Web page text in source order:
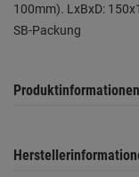
100mm). LxBxD:
SB-Packung
Produktinformationen